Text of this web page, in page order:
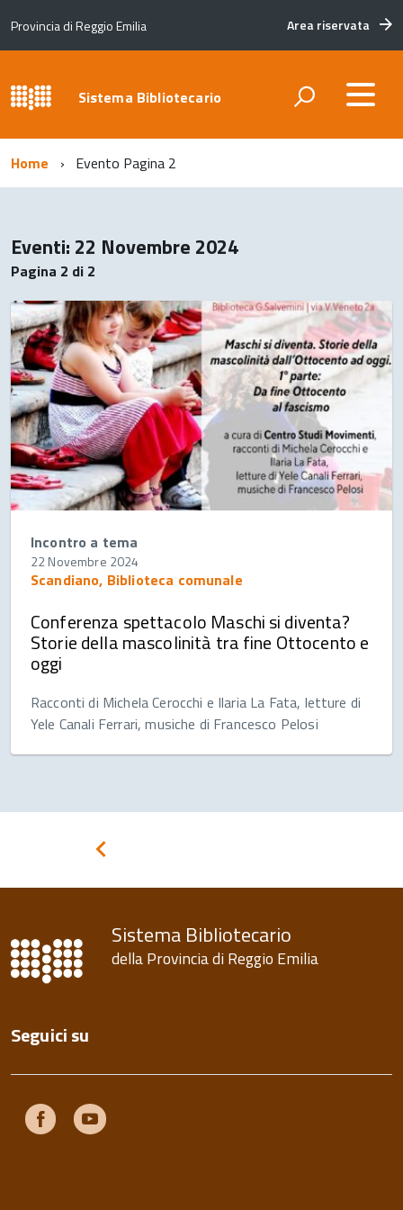
Provincia di Reggio Emilia Area riservata
Sistema Bibliotecario
Home Evento Pagina 2
Eventi: 22 Novembre 2024
Pagina 2 di 2
Incontro a tema
22 Novembre 2024
Scandiano, Biblioteca comunale
Conferenza spettacolo Maschi si diventa?
Storie della mascolinità tra fine Ottocento e
oggi
Racconti di Michela Cerocchi e Ilaria La Fata, letture di
Yele Canali Ferrari, musiche di Francesco Pelosi
Sistema Bibliotecario
della Provincia di Reggio Emilia
Seguici su
Facebook